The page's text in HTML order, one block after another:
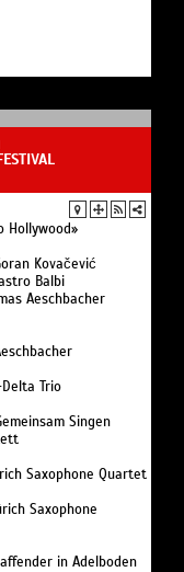
Hollywood»
Kovačević
Balbi
Aeschbacher
Trio
Singen
Saxophone Quartet
Saxophone
in Adelboden